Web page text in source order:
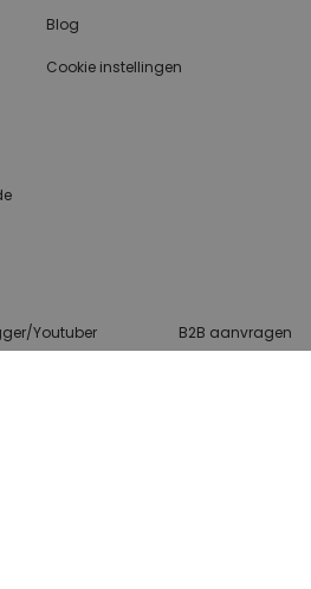
Blog
Cookie instellingen
Youtuber B2B aanvragen